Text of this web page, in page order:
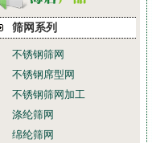
筛网系列
不锈钢筛网
不锈钢席型网
不锈钢筛网加工
涤纶筛网
绵纶筛网